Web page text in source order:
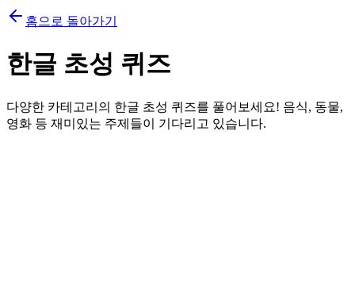
홈으로 돌아가기
한글 초성 퀴즈
다양한 카테고리의 한글 초성 퀴즈를 풀어보세요! 음식, 동물,
영화 등 재미있는 주제들이 기다리고 있습니다.